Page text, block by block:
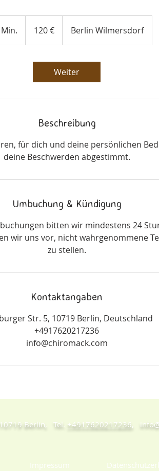
0
120 € Berlin Wilmersdorf
Weiter
Beschreibung
für dich und deine persönlichen
deine Beschwerden abgestimmt.
Umbuchung & Kündigung
bitten wir mindestens 24
wir uns vor, nicht wahrgenommene
zu stellen.
Kontaktangaben
Str. 5, 10719 Berlin, Deutschland
+4917620217236
info@chiromack.com
Berlin, Tel. +4917620217236,
Impressum